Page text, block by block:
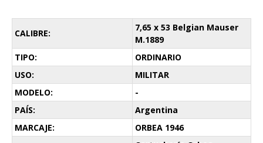
CALIBRE:
7,65 x 53 Belgian Mauser
M.1889
TIPO:
ORDINARIO
USO:
MILITAR
MODELO:
-
PAÍS:
Argentina
MARCAJE:
ORBEA 1946